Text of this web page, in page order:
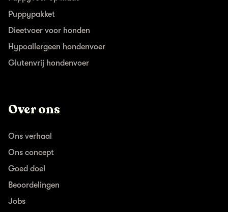
Puppypakket
Dieetvoer voor honden
Hypoallergeen hondenvoer
Glutenvrij hondenvoer
Over ons
Ons verhaal
Ons concept
Goed doel
Beoordelingen
Jobs